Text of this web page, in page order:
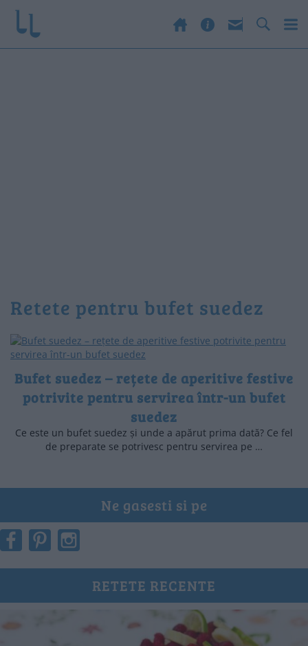
retete pentru bufet suedez
Bufet suedez – rețete de aperitive festive
potrivite pentru servirea într-un bufet
suedez
Ce este un bufet suedez și unde a apărut prima dată? Ce fel
de preparate se potrivesc pentru servirea pe …
Ne gasesti si pe
RETETE RECENTE